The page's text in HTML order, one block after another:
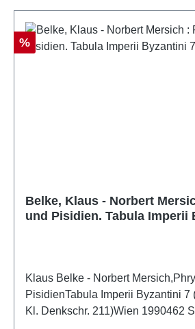
Rabatt
%
Belke, Klaus - Norbert
und Pisidien. Tabula Imperii
Klaus Belke - Norbert
PisidienTabula Imperii Byzantini 7
Kl. Denkschr. 211)Wien 1990462